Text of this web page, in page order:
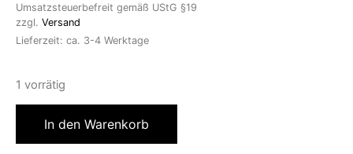
Umsatzsteuerbefreit gemäß UStG §19
zzgl. Versand
Lieferzeit: ca. 3-4 Werktage
1 vorrätig
In den Warenkorb